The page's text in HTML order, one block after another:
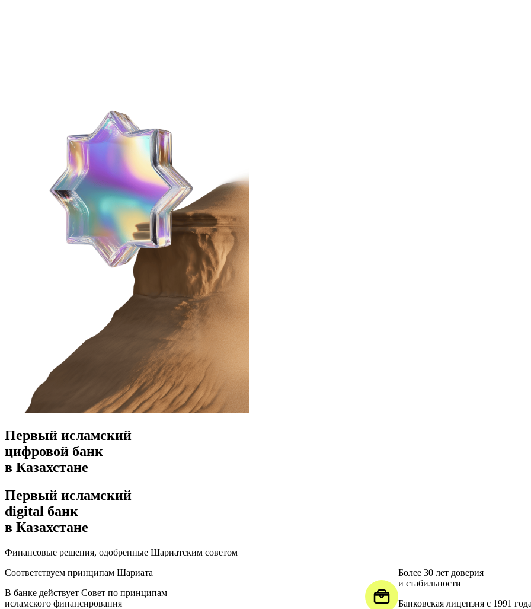
Первый исламский
цифровой банк
в Казахстане
Первый исламский
digital банк
в Казахстане
Финансовые решения, одобренные Шариатским советом
Соответствуем принципам Шариата
В банке действует Совет по принципам
исламского финансирования
Более 30 лет доверия
и стабильности
Банковская лицензия с 1991